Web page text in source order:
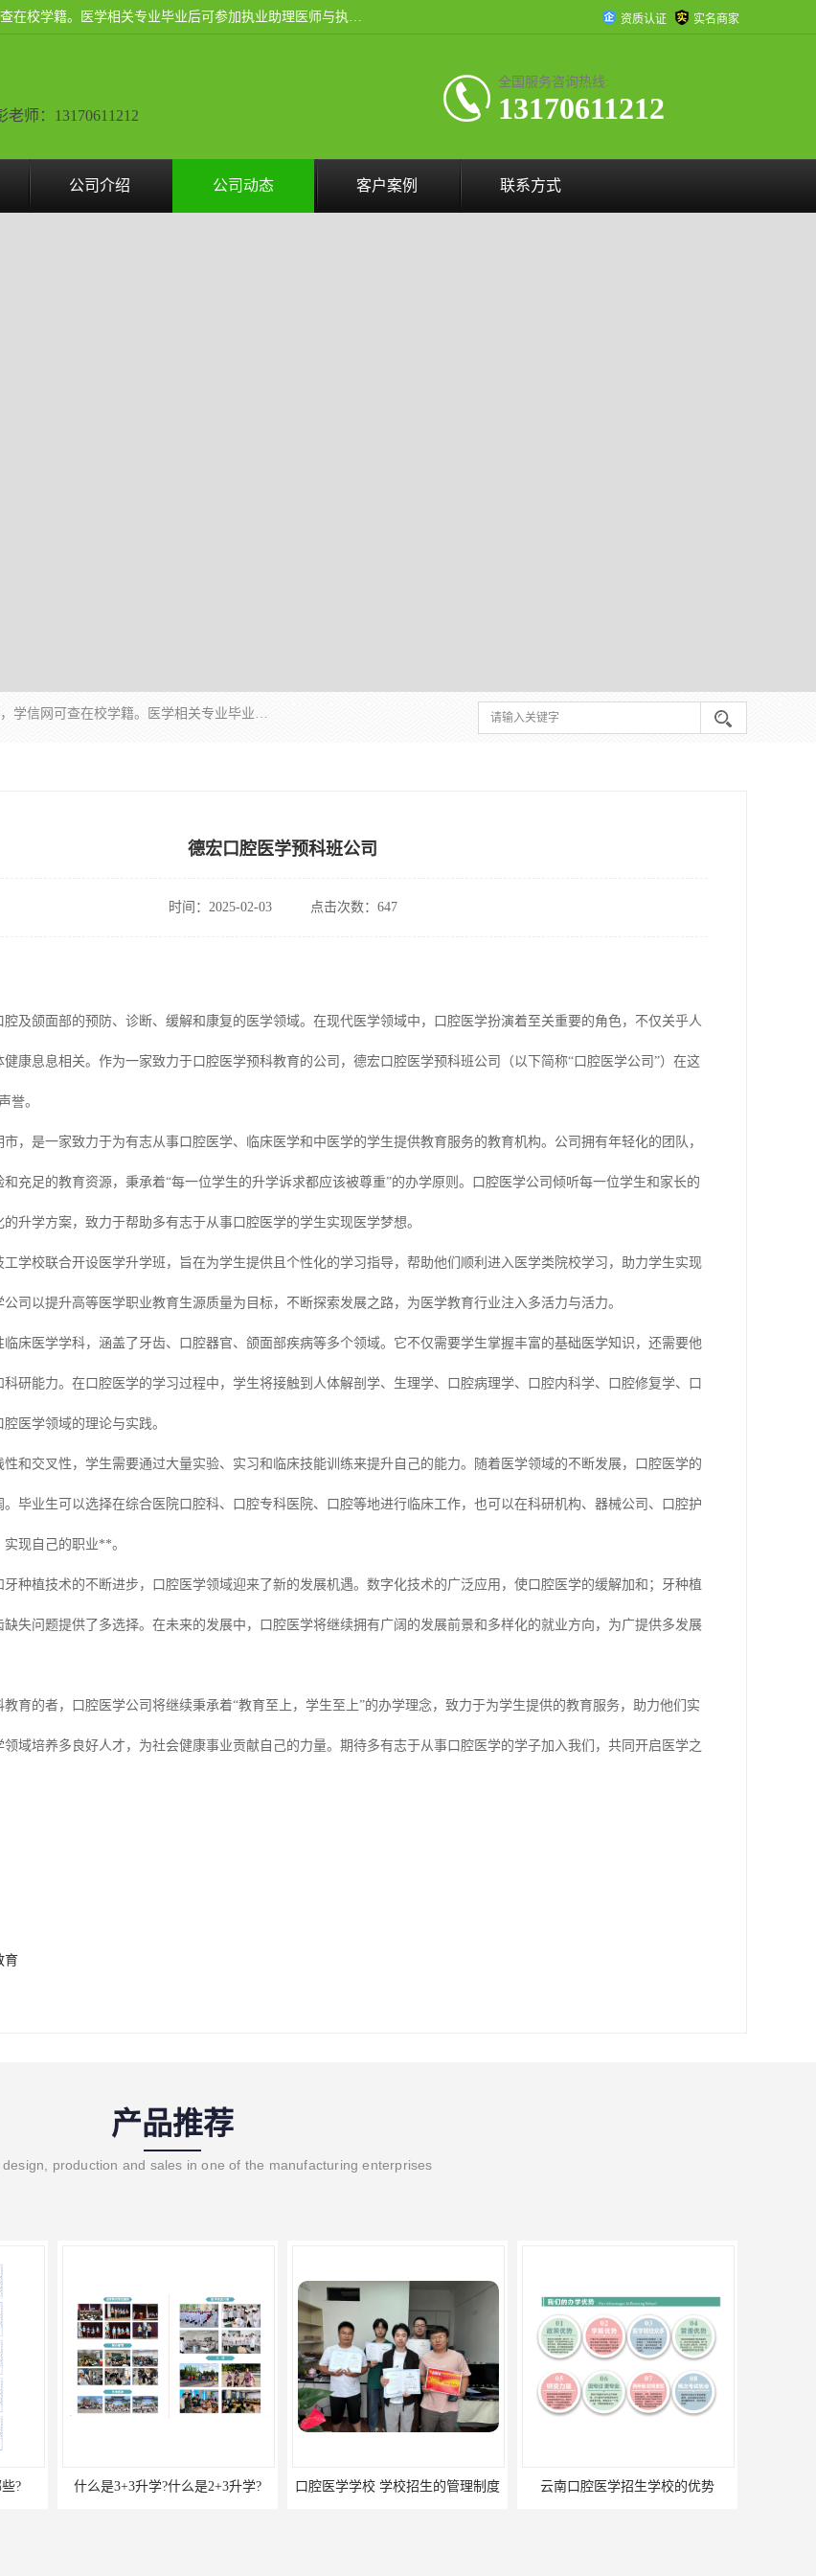
通过医学类院校正规录取从而获取统招全日制大专、本科，学信网可查在校学籍。医学相关专业毕业后可参加执业助理医师与执业医师证书考试（如口腔医学、临床医学、中医学等专业）. 资质认证 实名商家
师：13170611212
全国服务咨询热线:
13170611212
公司介绍 公司动态 客户案例 联系方式
通过医学类院校正规录取从而获取统招全日制大专、本科，学信网可查在校学籍。医学相关专业毕业后可参加执业助理医师与执业医师证书考试（如口腔医学、临床医学、中医学等专业）.
德宏口腔医学预科班公司
时间：2025-02-03 点击次数：647
腔及颌面部的预防、诊断、缓解和康复的医学领域。在现代医学领域中，口腔医学扮演着至关重要的角色，不仅关乎人
康息息相关。作为一家致力于口腔医学预科教育的公司，德宏口腔医学预科班公司（以下简称“口腔医学公司”）在这
誉。
市，是一家致力于为有志从事口腔医学、临床医学和中医学的学生提供教育服务的教育机构。公司拥有年轻化的团队，
充足的教育资源，秉承着“每一位学生的升学诉求都应该被尊重”的办学原则。口腔医学公司倾听每一位学生和家长的
升学方案，致力于帮助多有志于从事口腔医学的学生实现医学梦想。
学校联合开设医学升学班，旨在为学生提供且个性化的学习指导，帮助他们顺利进入医学类院校学习，助力学生实现
公司以提升高等医学职业教育生源质量为目标，不断探索发展之路，为医学教育行业注入多活力与活力。
临床医学学科，涵盖了牙齿、口腔器官、颌面部疾病等多个领域。它不仅需要学生掌握丰富的基础医学知识，还需要他
研能力。在口腔医学的学习过程中，学生将接触到人体解剖学、生理学、口腔病理学、口腔内科学、口腔修复学、口
医学领域的理论与实践。
性和交叉性，学生需要通过大量实验、实习和临床技能训练来提升自己的能力。随着医学领域的不断发展，口腔医学的
毕业生可以选择在综合医院口腔科、口腔专科医院、口腔等地进行临床工作，也可以在科研机构、器械公司、口腔护
现自己的职业**。
牙种植技术的不断进步，口腔医学领域迎来了新的发展机遇。数字化技术的广泛应用，使口腔医学的缓解加和；牙种植
失问题提供了多选择。在未来的发展中，口腔医学将继续拥有广阔的发展前景和多样化的就业方向，为广提供多发展
育的者，口腔医学公司将继续秉承着“教育至上，学生至上”的办学理念，致力于为学生提供的教育服务，助力他们实
域培养多良好人才，为社会健康事业贡献自己的力量。期待多有志于从事口腔医学的学子加入我们，共同开启医学之
育
产品推荐
production and sales in one of the manufacturing enterprises
? 什么是3+3升学?什么是2+3升学? 口腔医学学校 学校招生的管理制度 云南口腔医学招生学校的优势